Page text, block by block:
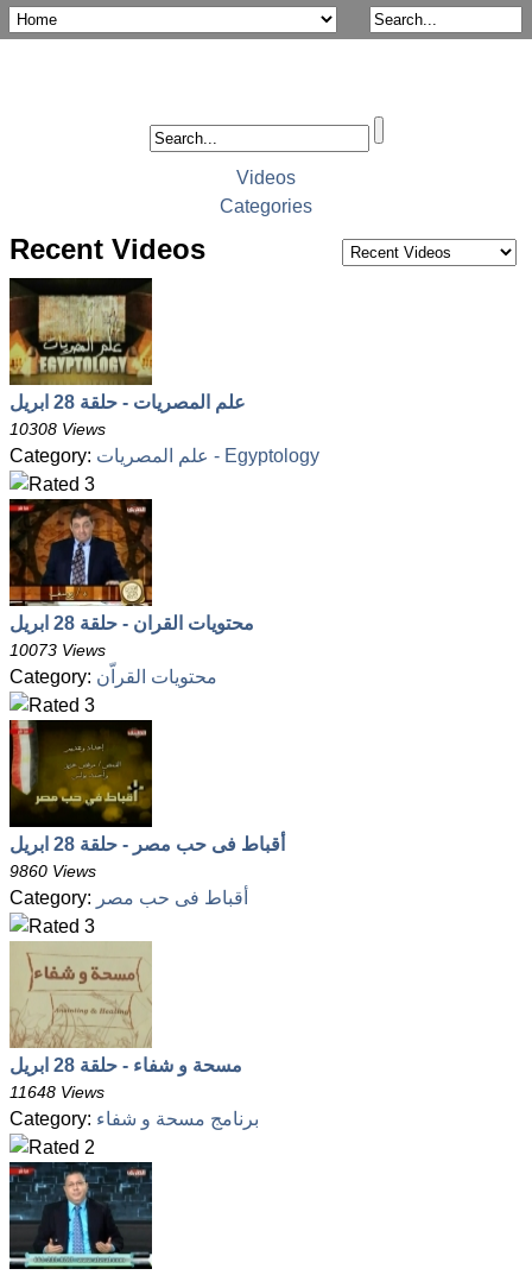
Videos
Categories
Recent Videos
علم المصريات - حلقة 28 ابريل
10308 Views
Category: علم المصريات - Egyptology
محتويات القران - حلقة 28 ابريل
10073 Views
Category: محتويات القراّن
أقباط فى حب مصر - حلقة 28 ابريل
9860 Views
Category: أقباط فى حب مصر
مسحة و شفاء - حلقة 28 ابريل
11648 Views
Category: برنامج مسحة و شفاء